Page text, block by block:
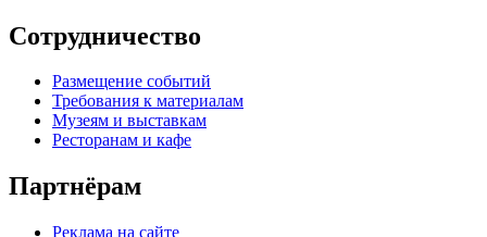
Сотрудничество
Размещение событий
Требования к материалам
Музеям и выставкам
Ресторанам и кафе
Партнёрам
Реклама на сайте